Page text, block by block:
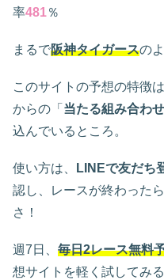
率481％
まるで阪神タイガースの
このサイトの予想の特徴
からの「 当たる組み合わせ
込んでいるところ。
使い方は、 LINEで友だち
認し、レースが終わった
さ！
週7日、 毎日2レース無料
想サイトを軽く試してみ